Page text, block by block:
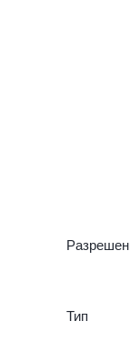
Тип